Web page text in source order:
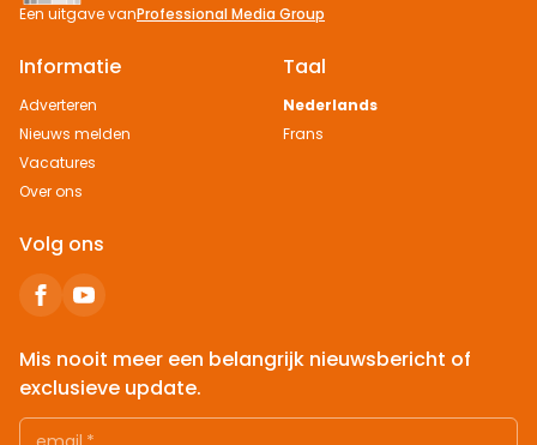
Een uitgave vanProfessional Media Group
Informatie
Adverteren
Nieuws melden
Vacatures
Over ons
Taal
Nederlands
Frans
Volg ons
Mis nooit meer een belangrijk nieuwsbericht of
exclusieve update.